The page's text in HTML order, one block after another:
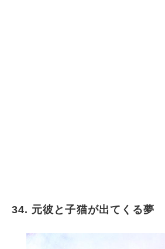
34. 元彼と子猫が出てくる夢